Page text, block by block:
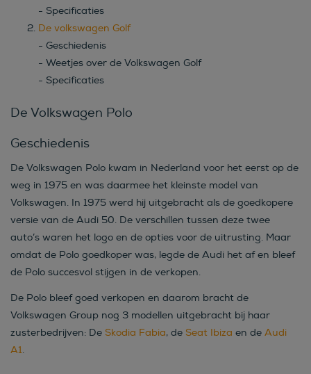
- Specificaties
De volkswagen Golf
- Geschiedenis
- Weetjes over de Volkswagen Golf
- Specificaties
De Volkswagen Polo
Geschiedenis
De Volkswagen Polo kwam in Nederland voor het eerst op de
weg in 1975 en was daarmee het kleinste model van
Volkswagen. In 1975 werd hij uitgebracht als de goedkopere
versie van de Audi 50. De verschillen tussen deze twee
auto’s waren het logo en de opties voor de uitrusting. Maar
omdat de Polo goedkoper was, legde de Audi het af en bleef
de Polo succesvol stijgen in de verkopen.
De Polo bleef goed verkopen en daarom bracht de
Volkswagen Group nog 3 modellen uitgebracht bij haar
zusterbedrijven: De Skodia Fabia, de Seat Ibiza en de Audi
A1.